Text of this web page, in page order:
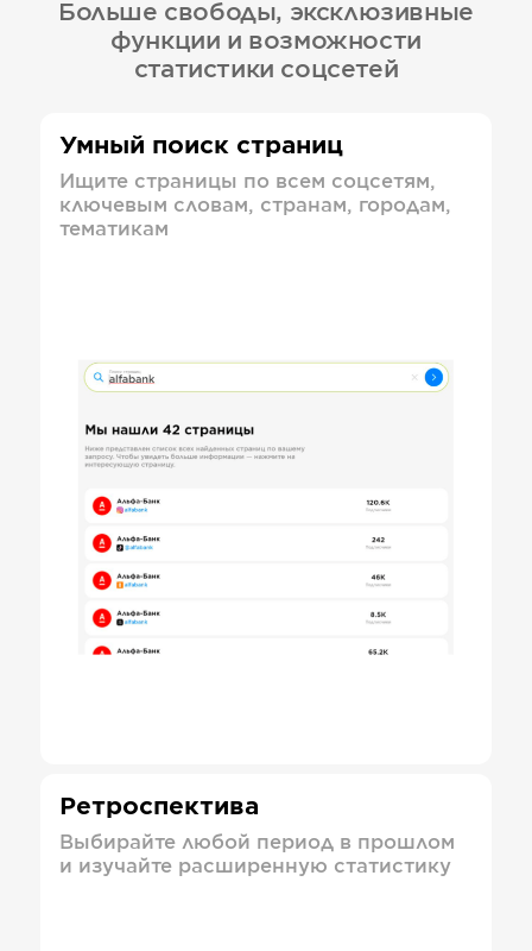
Больше свободы, эксклюзивные
функции и возможности
статистики соцсетей
Умный поиск страниц
Ищите страницы по всем соцсетям,
ключевым словам, странам, городам,
тематикам
Ретроспектива
Выбирайте любой период в прошлом
и изучайте расширенную статистику